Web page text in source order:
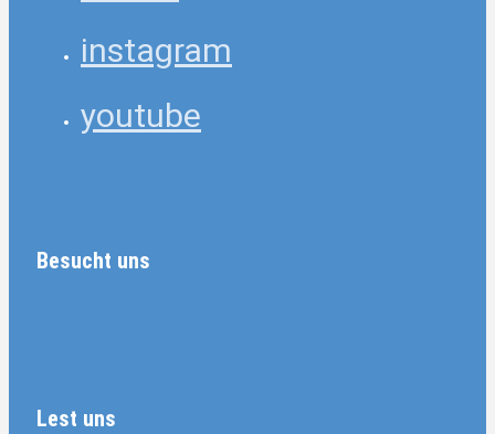
instagram
youtube
Besucht uns
Lest uns